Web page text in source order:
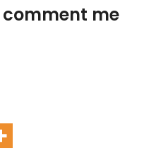
comment me